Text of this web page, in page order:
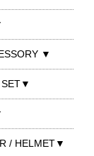
▼
SET▼
/ HELMET▼